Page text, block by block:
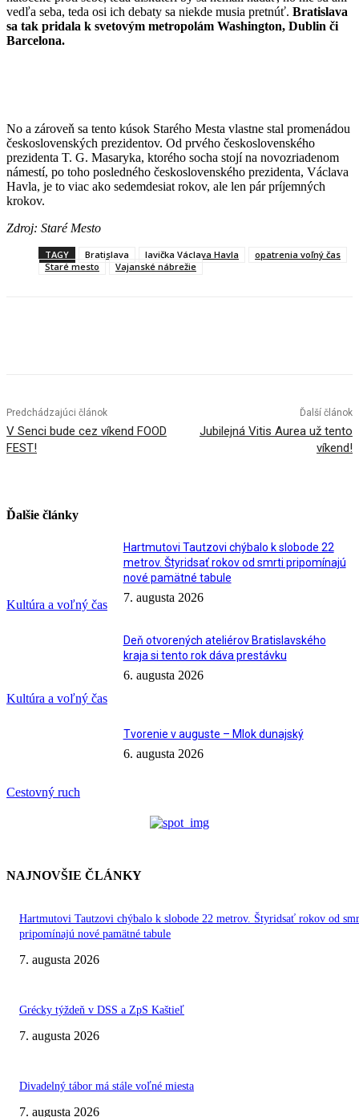
vedľa seba, teda osi ich debaty sa niekde musia pretnúť. Bratislava
sa tak pridala k svetovým metropolám Washington, Dublin či
Barcelona.
No a zároveň sa tento kúsok Starého Mesta vlastne stal promenádou
československých prezidentov. Od prvého československého
prezidenta T. G. Masaryka, ktorého socha stojí na novozriadenom
námestí, po toho posledného československého prezidenta, Václava
Havla, je to viac ako sedemdesiat rokov, ale len pár príjemných
krokov.
Zdroj: Staré Mesto
TAGY Bratislava lavička Václava Havla
opatrenia voľný čas
Staré mesto
Vajanské nábrežie
Predchádzajúci článok
V Senci bude cez víkend FOOD
FEST!
Ďalší článok
Jubilejná Vitis Aurea už tento
víkend!
Ďalšie články
Kultúra a voľný čas
Hartmutovi Tautzovi chýbalo k slobode 22
metrov. Štyridsať rokov od smrti pripomínajú
nové pamätné tabule
7. augusta 2026
Kultúra a voľný čas
Deň otvorených ateliérov Bratislavského
kraja si tento rok dáva prestávku
6. augusta 2026
Cestovný ruch
Tvorenie v auguste – Mlok dunajský
6. augusta 2026
NAJNOVŠIE ČLÁNKY
Hartmutovi Tautzovi chýbalo k slobode 22 metrov. Štyridsať rokov od
pripomínajú nové pamätné tabule
7. augusta 2026
Grécky týždeň v DSS a ZpS Kaštieľ
7. augusta 2026
Divadelný tábor má stále voľné miesta
7. augusta 2026